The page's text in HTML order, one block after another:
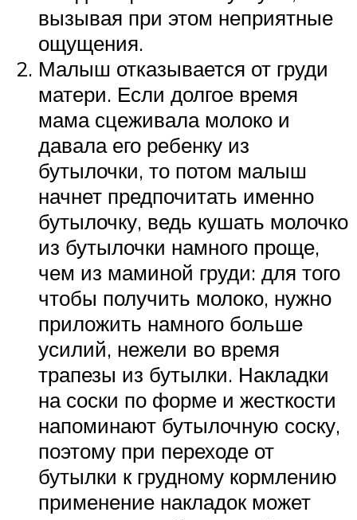
вызывая при этом неприятные
ощущения.
Малыш отказывается от груди
матери. Если долгое время
мама сцеживала молоко и
давала его ребенку из
бутылочки, то потом малыш
начнет предпочитать именно
бутылочку, ведь кушать молочко
из бутылочки намного проще,
чем из маминой груди: для того
чтобы получить молоко, нужно
приложить намного больше
усилий, нежели во время
трапезы из бутылки. Накладки
на соски по форме и жесткости
напоминают бутылочную соску,
поэтому при переходе от
бутылки к грудному кормлению
применение накладок может